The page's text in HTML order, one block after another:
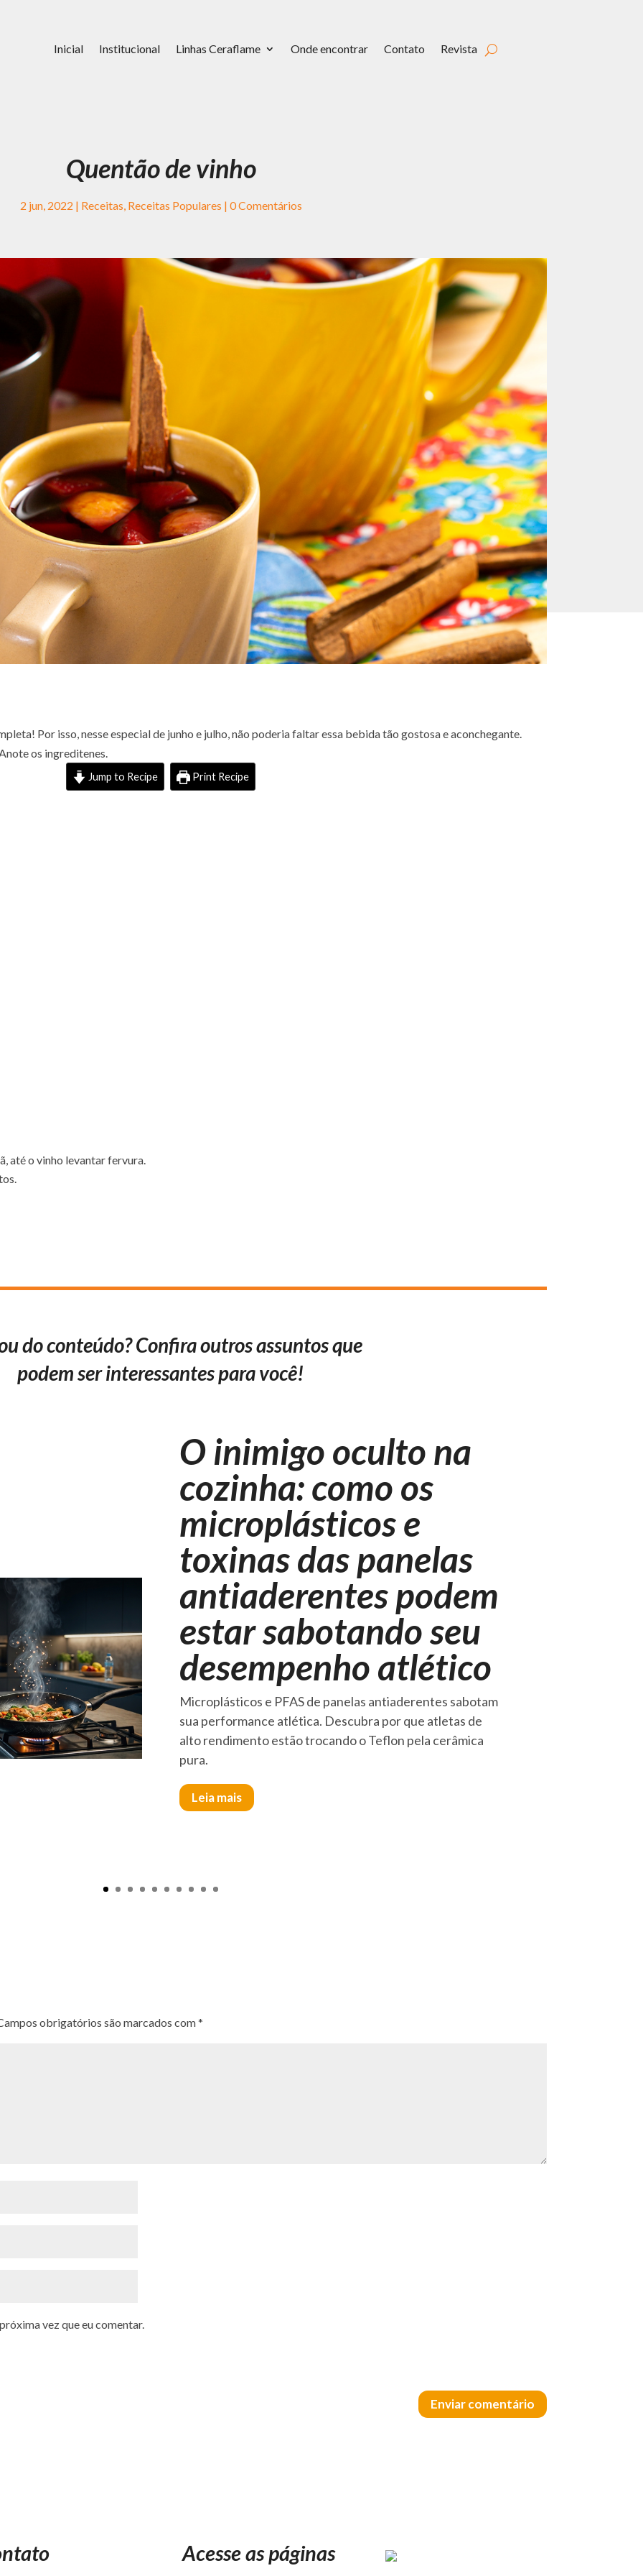
Inicial Institucional Linhas Ceraflame Onde encontrar Contato Revista
Quentão de vinho
2 jun, 2022 | Receitas Receitas Populares | 0 Comentários
Por isso, nesse especial de junho e julho, não poderia faltar essa bebida tão gostosa e aconchegante.
os ingreditenes.
Jump to Recipe Print Recipe
até o vinho levantar fervura.
do conteúdo? Confira outros assuntos que
podem ser interessantes para você!
O inimigo oculto na
cozinha: como os
microplásticos e
toxinas das panelas
antiaderentes podem
estar sabotando seu
desempenho atlético
Microplásticos e PFAS de panelas antiaderentes sabotam
sua performance atlética. Descubra por que atletas de
alto rendimento estão trocando o Teflon pela cerâmica
pura.
Leia mais
obrigatórios são marcados com*
vez que eu comentar.
Enviar comentário
Acesse as páginas